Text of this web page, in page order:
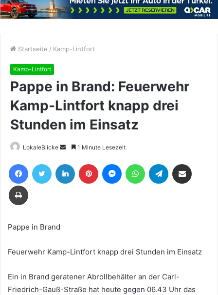
Startseite / Kamp-Lintfort
Kamp-Lintfort
Pappe in Brand: Feuerwehr
Kamp-Lintfort knapp drei
Stunden im Einsatz
LokaleBlicke
Sende
eine
E-
1 Minute Lesezeit
FacebookTwitter LinkedIn Pinterest MessengerWhatsAppTelegram
Drucken
Pappe in Brand
Feuerwehr Kamp-Lintfort knapp drei Stunden im Einsatz
Ein in Brand geratener Abrollbehälter an der Carl-
Friedrich-Gauß-Straße hat heute gegen 06.43 Uhr das